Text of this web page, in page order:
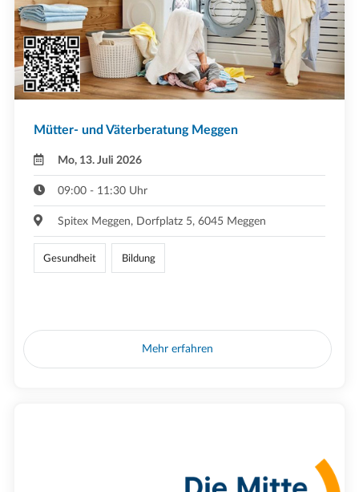
Mütter- und Väterberatung Meggen
Mo, 13. Juli 2026
09:00 - 11:30 Uhr
Spitex Meggen, Dorfplatz 5, 6045 Meggen
Gesundheit Bildung
Mehr erfahren